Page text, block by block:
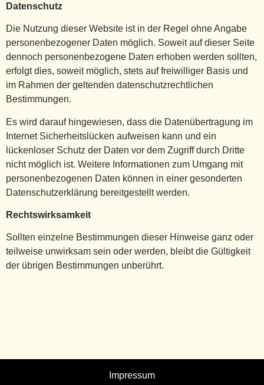
Datenschutz
Die Nutzung dieser Website ist in der Regel ohne Angabe
personenbezogener Daten möglich. Soweit auf dieser Seite
dennoch personenbezogene Daten erhoben werden sollten,
erfolgt dies, soweit möglich, stets auf freiwilliger Basis und
im Rahmen der geltenden datenschutzrechtlichen
Bestimmungen.
Es wird darauf hingewiesen, dass die Datenübertragung im
Internet Sicherheitslücken aufweisen kann und ein
lückenloser Schutz der Daten vor dem Zugriff durch Dritte
nicht möglich ist. Weitere Informationen zum Umgang mit
personenbezogenen Daten können in einer gesonderten
Datenschutzerklärung bereitgestellt werden.
Rechtswirksamkeit
Sollten einzelne Bestimmungen dieser Hinweise ganz oder
teilweise unwirksam sein oder werden, bleibt die Gültigkeit
der übrigen Bestimmungen unberührt.
Impressum